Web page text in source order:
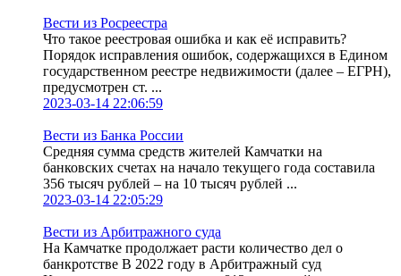
Вести из Росреестра
Что такое реестровая ошибка и как её исправить?
Порядок исправления ошибок, содержащихся в Едином
государственном реестре недвижимости (далее – ЕГРН),
предусмотрен ст. ...
2023-03-14 22:06:59
Вести из Банка России
Средняя сумма средств жителей Камчатки на
банковских счетах на начало текущего года составила
356 тысяч рублей – на 10 тысяч рублей ...
2023-03-14 22:05:29
Вести из Арбитражного суда
На Камчатке продолжает расти количество дел о
банкротстве В 2022 году в Арбитражный суд